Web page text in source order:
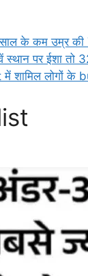
के कम उम्र की 7
पर ईशा तो
लोगों के